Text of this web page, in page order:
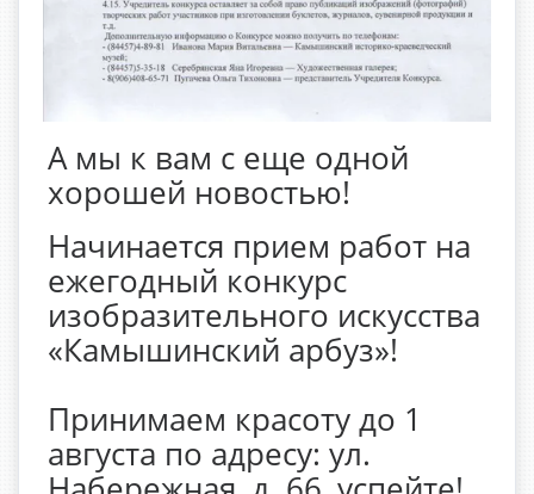
А мы к вам с еще одной
хорошей новостью!
Начинается прием работ на
ежегодный конкурс
изобразительного искусства
«Камышинский арбуз»!
Принимаем красоту до 1
августа по адресу: ул.